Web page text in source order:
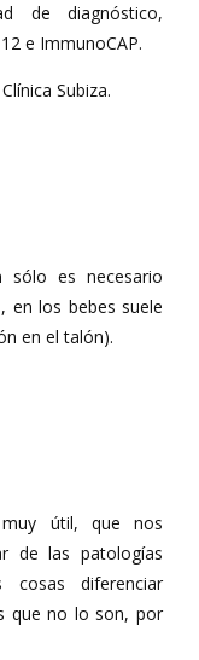
de diagnóstico,
e ImmunoCAP.
Subiza.
sólo es necesario
en los bebes suele
en el talón).
útil, que nos
de las patologías
diferenciar
que no lo son, por